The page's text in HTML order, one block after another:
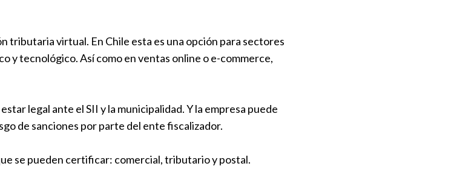
tributaria virtual. En Chile esta es una opción para sectores
y tecnológico. Así como en ventas online o e-commerce,
legal ante el SII y la municipalidad. Y la empresa puede
de sanciones por parte del ente fiscalizador.
se pueden certificar: comercial, tributario y postal.